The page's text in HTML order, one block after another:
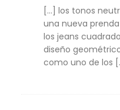
[…] los tonos
una nueva
los jeans
diseño
como uno de los